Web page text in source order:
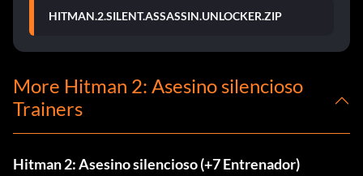
HITMAN.2.SILENT.ASSASSIN.UNLOCKER.ZIP
More Hitman 2: Asesino silencioso
Trainers
Hitman 2: Asesino silencioso (+7 Entrenador)